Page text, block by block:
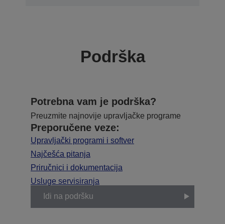
Podrška
Potrebna vam je podrška?
Preuzmite najnovije upravljačke programe
Preporučene veze:
Upravljački programi i softver
Najčešća pitanja
Priručnici i dokumentacija
Usluge servisiranja
Idi na podršku